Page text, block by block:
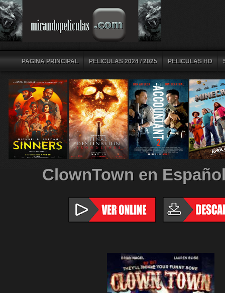
PAGINA PRINCIPAL PELICULAS 2024 / 2025 PELICULAS HD
ClownTown en